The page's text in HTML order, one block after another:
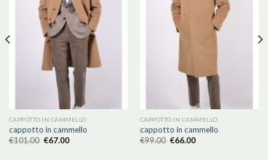
CAPPOTTO IN CAMMELLO
cappotto in cammello
€101.00 €67.00
CAPPOTTO IN CAMMELLO
cappotto in cammello
€99.00 €66.00